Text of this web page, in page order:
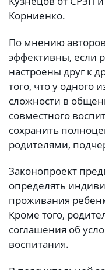
Корниенко.
По мнению
эффективны, если
настроены друг к
того, что у одного
сложности в
совместного
сохранить
родителями,
Законопроект
определять
проживания
Кроме того,
соглашения об
воспитания.